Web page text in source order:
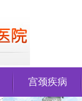
宫颈疾病